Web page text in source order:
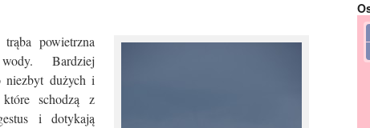
powietrzna
Bardziej
niezbyt dużych i
schodzą z
i dotykają